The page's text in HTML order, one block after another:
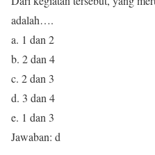
adalah….
a. 1 dan 2
b. 2 dan 4
c. 2 dan 3
d. 3 dan 4
e. 1 dan 3
Jawaban: d